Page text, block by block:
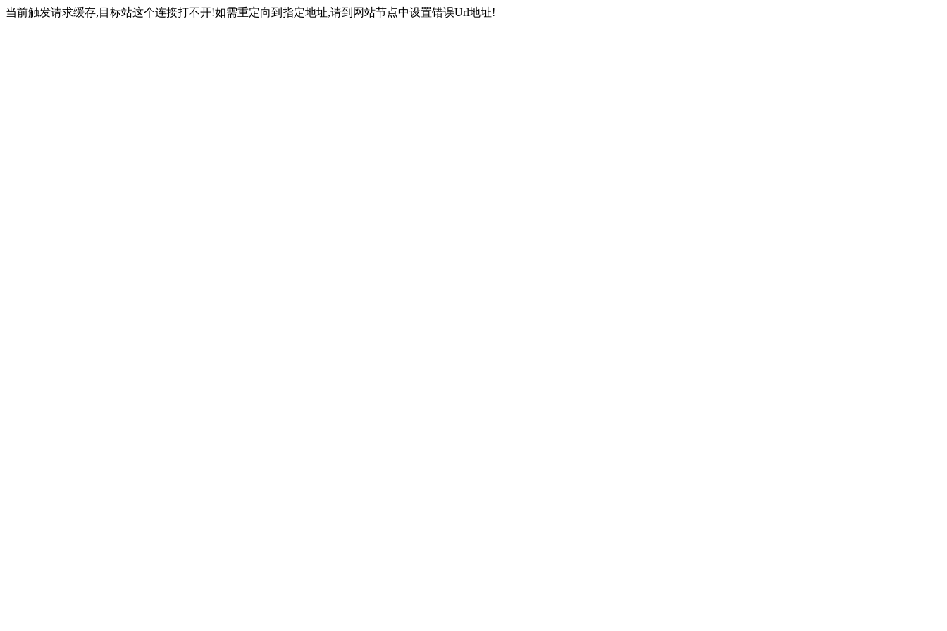
当前触发请求缓存,目标站这个连接打不开!如需重定向到指定地址,请到网站节点中设置错误Url地址!